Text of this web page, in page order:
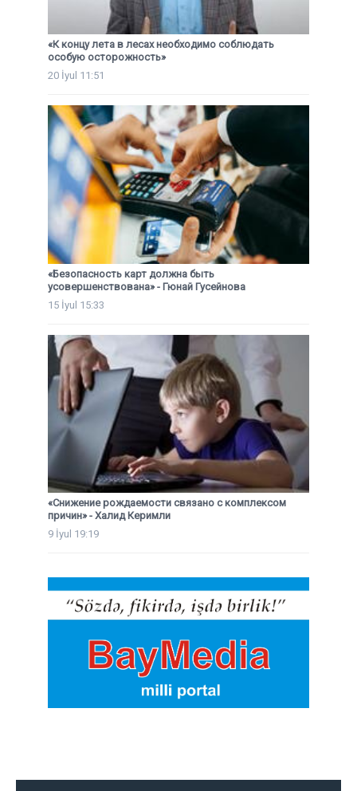
«К концу лета в лесах необходимо соблюдать
особую осторожность»
20 İyul 11:51
«Безопасность карт должна быть
усовершенствована» - Гюнай Гусейнова
15 İyul 15:33
«Снижение рождаемости связано с комплексом
причин» - Халид Керимли
9 İyul 19:19